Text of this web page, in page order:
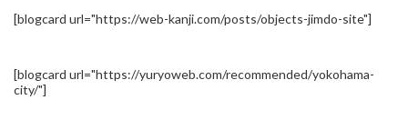
[blogcard url="https://web-kanji.com/posts/objects-jimdo-site"]
[blogcard url="https://yuryoweb.com/recommended/yokohama-
city/"]